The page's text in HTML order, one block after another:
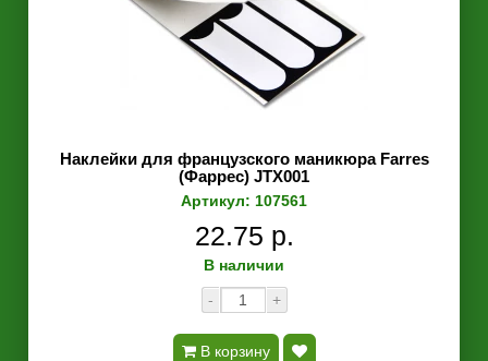
Наклейки для французского маникюра Farres
(Фаррес) JTX001
Артикул: 107561
22.75 р.
В наличии
-
+
В корзину